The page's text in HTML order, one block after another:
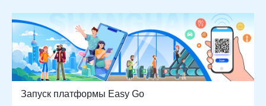
Запуск платформы Easy Go